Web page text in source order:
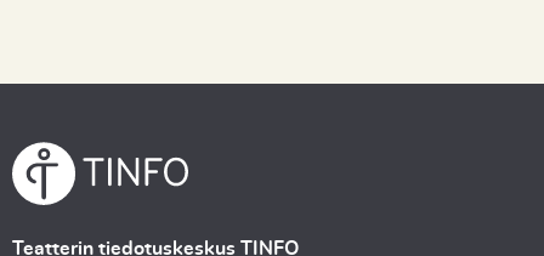
Teatterin tiedotuskeskus TINFO